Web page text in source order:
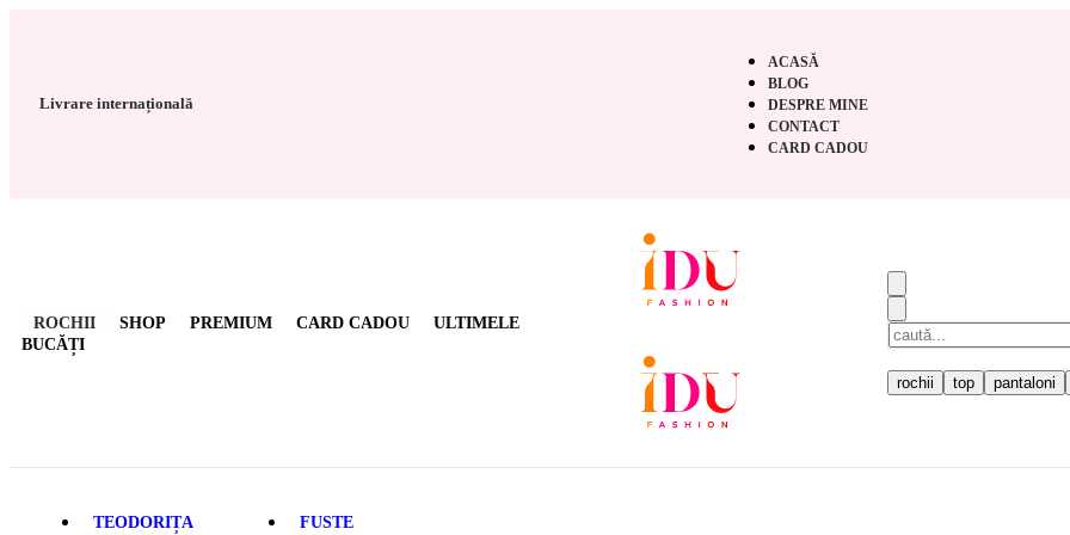
Livrare internațională
ACASĂ
BLOG
DESPRE MINE
CONTACT
CARD CADOU
ROCHII SHOP PREMIUM CARD CADOU
ULTIMELE
BUCĂȚI
rochii top pantaloni
TEODORIȚA
FUSTE